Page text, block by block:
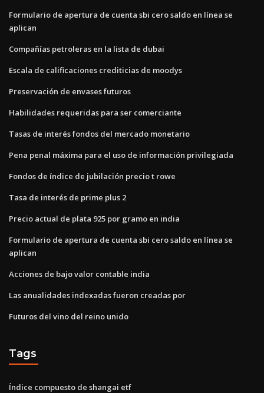
Formulario de apertura de cuenta sbi cero saldo en línea se
aplican
Compañías petroleras en la lista de dubai
Escala de calificaciones crediticias de moodys
Preservación de envases futuros
Habilidades requeridas para ser comerciante
Tasas de interés fondos del mercado monetario
Pena penal máxima para el uso de información privilegiada
Fondos de índice de jubilación precio t rowe
Tasa de interés de prime plus 2
Precio actual de plata 925 por gramo en india
Formulario de apertura de cuenta sbi cero saldo en línea se
aplican
Acciones de bajo valor contable india
Las anualidades indexadas fueron creadas por
Futuros del vino del reino unido
Tags
Índice compuesto de shangai etf